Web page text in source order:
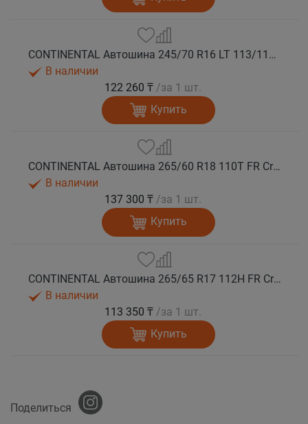
CONTINENTAL Автошина 245/70 R16 LT 113/110T LRD FR CrossContact ATR 8PR лето
В наличии
122 260 ₸ /за 1 шт.
Купить
CONTINENTAL Автошина 265/60 R18 110T FR CrossContact ATR лето
В наличии
137 300 ₸ /за 1 шт.
Купить
CONTINENTAL Автошина 265/65 R17 112H FR CrossContact ATR лето
В наличии
113 350 ₸ /за 1 шт.
Купить
Поделиться